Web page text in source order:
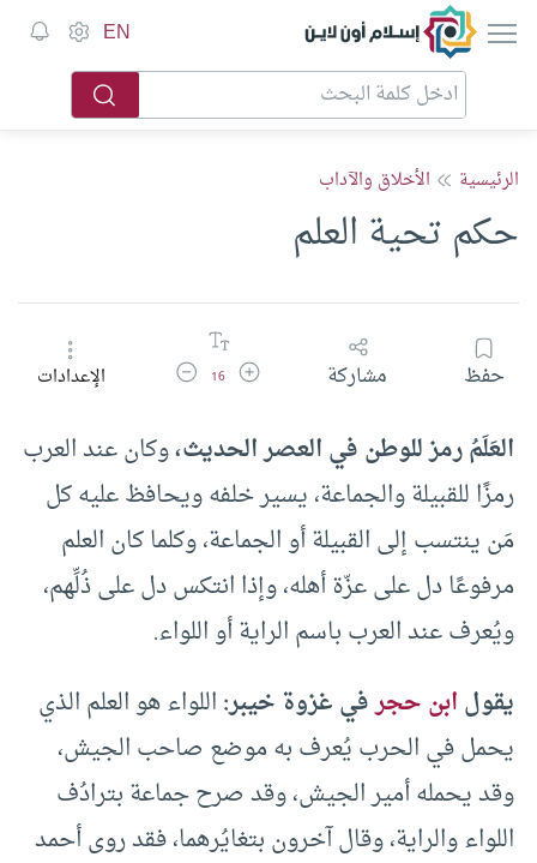
إسلام أون لاين EN
الرئيسية الأخلاق والآداب
حكم تحية العلم
حفظ مشاركة زيادة حجم الخط
16 تقليل حجم الخطالإعدادات
العَلَمُ رمز للوطن في العصر الحديث،وكان عند العرب
رمزًا للقبيلة والجماعة، يسير خلفه ويحافظ عليه كل
مَن ينتسب إلى القبيلة أو الجماعة، وكلما كان العلم
مرفوعًا دل على عزّة أهله، وإذا انتكس دل على ذُلِّهم،
ويُعرف عند العرب باسم الراية أو اللواء.
يقولابن حجرفي غزوة خيبر:اللواء هو العلم الذي
يحمل في الحرب يُعرف به موضع صاحب الجيش،
وقد يحمله أمير الجيش، وقد صرح جماعة بترادُف
اللواء والراية، وقال آخرون بتغايُرهما، فقد روى أحمد